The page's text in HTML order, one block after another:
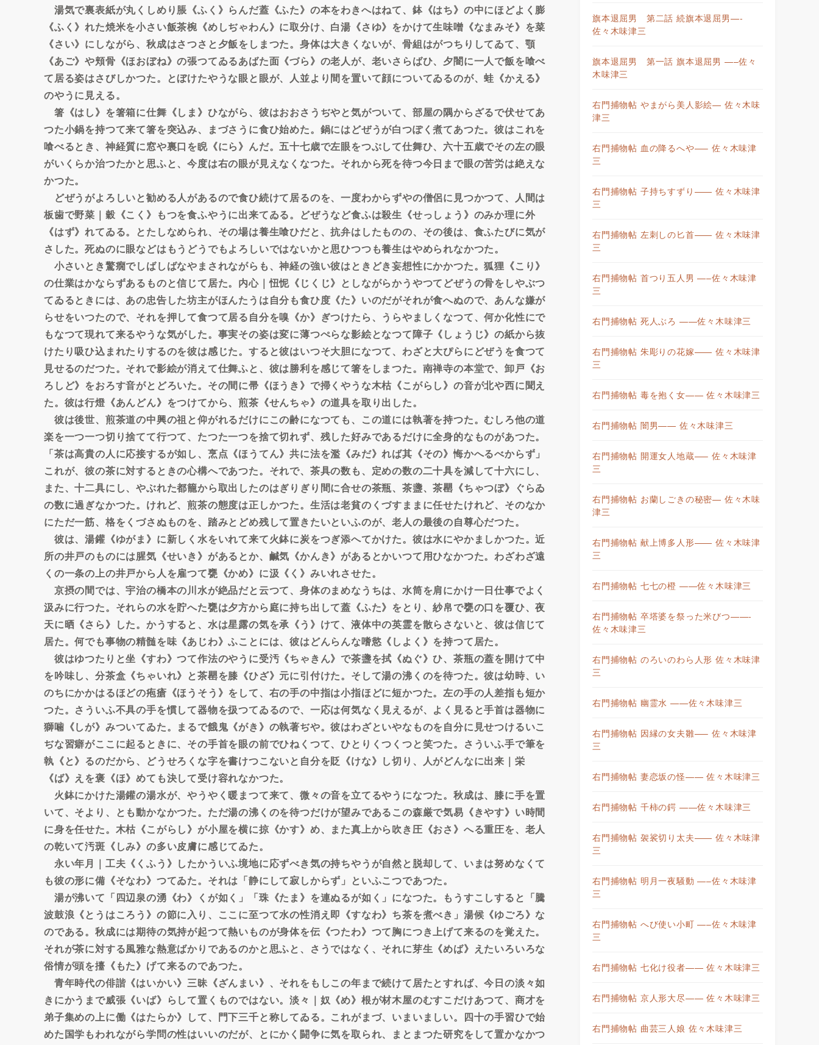
湯気で裏表紙が丸くしめり脹《ふく》らんだ蓋《ふた》の本をわきへはねて、鉢《はち》の中にほどよく膨
《ふく》れた焼米を小さい飯茶椀《めしぢゃわん》に取分け、白湯《さゆ》をかけて生味噌《なまみそ》を菜
《さい》にしながら、秋成はさつさと夕飯をしまつた。身体は大きくないが、骨組はがつちりしてゐて、顎
《あご》や頬骨《ほおぼね》の張つてゐるあばた面《づら》の老人が、老いさらばひ、夕闇に一人で飯を喰べ
て居る姿はさびしかつた。とぼけたやうな眼と眼が、人並より間を置いて顔についてゐるのが、蛙《かえる》
のやうに見える。
箸《はし》を箸箱に仕舞《しま》ひながら、彼はおおさうぢやと気がついて、部屋の隅からざるで伏せてあ
つた小鍋を持つて来て箸を突込み、まづさうに食ひ始めた。鍋にはどぜうが白つぽく煮てあつた。彼はこれを
喰べるとき、神経質に窓や裏口を睨《にら》んだ。五十七歳で左眼をつぶして仕舞ひ、六十五歳でその左の眼
がいくらか治つたかと思ふと、今度は右の眼が見えなくなつた。それから死を待つ今日まで眼の苦労は絶えな
かつた。
どぜうがよろしいと勧める人があるので食ひ続けて居るのを、一度わからずやの僧侶に見つかつて、人間は
板歯で野菜｜穀《こく》もつを食ふやうに出来てゐる。どぜうなど食ふは殺生《せっしょう》のみか理に外
《はず》れてゐる。とたしなめられ、その場は養生喰ひだと、抗弁はしたものの、その後は、食ふたびに気が
さした。死ぬのに眼などはもうどうでもよろしいではないかと思ひつつも養生はやめられなかつた。
小さいとき驚癇でしばしばなやまされながらも、神経の強い彼はときどき妄想性にかかつた。狐狸《こり》
の仕業はかならずあるものと信じて居た。内心｜忸怩《じくじ》としながらかうやつてどぜうの骨をしやぶつ
てゐるときには、あの忠告した坊主がほんたうは自分も食ひ度《た》いのだがそれが食へぬので、あんな嫌が
らせをいつたので、それを押して食つて居る自分を嗅《か》ぎつけたら、うらやましくなつて、何か化性にで
もなつて現れて来るやうな気がした。事実その姿は変に薄つぺらな影絵となつて障子《しょうじ》の紙から抜
けたり吸ひ込まれたりするのを彼は感じた。すると彼はいつそ大胆になつて、わざと大ぴらにどぜうを食つて
見せるのだつた。それで影絵が消えて仕舞ふと、彼は勝利を感じて箸をしまつた。南禅寺の本堂で、卸戸《お
ろしど》をおろす音がとどろいた。その間に帚《ほうき》で掃くやうな木枯《こがらし》の音が北や西に聞え
た。彼は行燈《あんどん》をつけてから、煎茶《せんちゃ》の道具を取り出した。
彼は後世、煎茶道の中興の祖と仰がれるだけにこの齢になつても、この道には執著を持つた。むしろ他の道
楽を一つ一つ切り捨てて行つて、たつた一つを捨て切れず、残した好みであるだけに全身的なものがあつた。
「茶は高貴の人に応接するが如し、烹点《ほうてん》共に法を濫《みだ》れば其《その》悔かへるべからず」
これが、彼の茶に対するときの心構へであつた。それで、茶具の数も、定めの数の二十具を減して十六にし、
また、十二具にし、やぶれた都籠から取出したのはぎりぎり間に合せの茶瓶、茶盞、茶罌《ちゃつぼ》ぐらゐ
の数に過ぎなかつた。けれど、煎茶の態度は正しかつた。生活は老貧のくづすままに任せたけれど、そのなか
にただ一筋、格をくづさぬものを、踏みとどめ残して置きたいといふのが、老人の最後の自尊心だつた。
彼は、湯鑵《ゆがま》に新しく水をいれて来て火鉢に炭をつぎ添へてかけた。彼は水にやかましかつた。近
所の井戸のものには腥気《せいき》があるとか、鹹気《かんき》があるとかいつて用ひなかつた。わざわざ遠
くの一条の上の井戸から人を雇つて甕《かめ》に汲《く》みいれさせた。
京摂の間では、宇治の橋本の川水が絶品だと云つて、身体のまめなうちは、水筒を肩にかけ一日仕事でよく
汲みに行つた。それらの水を貯へた甕は夕方から庭に持ち出して蓋《ふた》をとり、紗帛で甕の口を覆ひ、夜
天に晒《さら》した。かうすると、水は星露の気を承《う》けて、液体中の英霊を散らさないと、彼は信じて
居た。何でも事物の精髄を味《あじわ》ふことには、彼はどんらんな嗜慾《しよく》を持つて居た。
彼はゆつたりと坐《すわ》つて作法のやうに受汚《ちゃきん》で茶盞を拭《ぬぐ》ひ、茶瓶の蓋を開けて中
を吟味し、分茶盒《ちゃいれ》と茶罌を膝《ひざ》元に引付けた。そして湯の沸くのを待つた。彼は幼時、い
のちにかかはるほどの疱瘡《ほうそう》をして、右の手の中指は小指ほどに短かつた。左の手の人差指も短か
つた。さういふ不具の手を慣して器物を扱つてゐるので、一応は何気なく見えるが、よく見ると手首は器物に
獅噛《しが》みついてゐた。まるで餓鬼《がき》の執著ぢや。彼はわざといやなものを自分に見せつけるいこ
ぢな習癖がここに起るときに、その手首を眼の前でひねくつて、ひとりくつくつと笑つた。さういふ手で筆を
執《と》るのだから、どうせろくな字を書けつこないと自分を貶《けな》し切り、人がどんなに出来｜栄
《ば》えを褒《ほ》めても決して受け容れなかつた。
火鉢にかけた湯鑵の湯水が、やうやく暖まつて来て、微々の音を立てるやうになつた。秋成は、膝に手を置
いて、そより、とも動かなかつた。ただ湯の沸くのを待つだけが望みであるこの森厳で気易《きやす》い時間
に身を任せた。木枯《こがらし》が小屋を横に掠《かす》め、また真上から吹き圧《おさ》へる重圧を、老人
の乾いて汚斑《しみ》の多い皮膚に感じてゐた。
永い年月｜工夫《くふう》したかういふ境地に応ずべき気の持ちやうが自然と脱却して、いまは努めなくて
も彼の形に備《そなわ》つてゐた。それは「静にして寂しからず」といふこつであつた。
湯が沸いて「四辺泉の湧《わ》くが如く」「珠《たま》を連ぬるが如く」になつた。もうすこしすると「騰
波鼓浪《とうはころう》の節に入り、ここに至つて水の性消え即《すなわ》ち茶を煮べき」湯候《ゆごろ》な
のである。秋成には期待の気持が起つて熱いものが身体を伝《つたわ》つて胸につき上げて来るのを覚えた。
それが茶に対する風雅な熱意ばかりであるのかと思ふと、さうではなく、それに芽生《めば》えたいろいろな
俗情が頭を擡《もた》げて来るのであつた。
青年時代の俳諧《はいかい》三昧《ざんまい》、それをもしこの年まで続けて居たとすれば、今日の淡々如
きにかうまで威張《いば》らして置くものではない。淡々｜奴《め》根が材木屋のむすこだけあつて、商才を
弟子集めの上に働《はたらか》して、門下三千と称してゐる。これがまづ、いまいましい。四十の手習ひで始
めた国学もわれながら学問の性はいいのだが、とにかく闘争に気を取られ、まとまつた研究をして置かなかつ
旗本退屈男 第二話 続旗本退屈男—-
佐々木味津三
旗本退屈男 第一話 旗本退屈男 —–佐々
木味津三
右門捕物帖 やまがら美人影絵— 佐々木味
津三
右門捕物帖 血の降るへや—– 佐々木味津
三
右門捕物帖 子持ちすずり—— 佐々木味津
三
右門捕物帖 左刺しの匕首—— 佐々木味津
三
右門捕物帖 首つり五人男 —–佐々木味津
三
右門捕物帖 死人ぶろ ——佐々木味津三
右門捕物帖 朱彫りの花嫁—— 佐々木味津
三
右門捕物帖 毒を抱く女—— 佐々木味津三
右門捕物帖 闇男—— 佐々木味津三
右門捕物帖 開運女人地蔵—– 佐々木味津
三
右門捕物帖 お蘭しごきの秘密— 佐々木味
津三
右門捕物帖 献上博多人形—— 佐々木味津
三
右門捕物帖 七七の橙 ——佐々木味津三
右門捕物帖 卒塔婆を祭った米びつ——-
佐々木味津三
右門捕物帖 のろいのわら人形 佐々木味津
三
右門捕物帖 幽霊水 ——佐々木味津三
右門捕物帖 因縁の女夫雛—– 佐々木味津
三
右門捕物帖 妻恋坂の怪—— 佐々木味津三
右門捕物帖 千柿の鍔 ——佐々木味津三
右門捕物帖 袈裟切り太夫—— 佐々木味津
三
右門捕物帖 明月一夜騒動 —–佐々木味津
三
右門捕物帖 へび使い小町 —–佐々木味津
三
右門捕物帖 七化け役者—— 佐々木味津三
右門捕物帖 京人形大尽—— 佐々木味津三
右門捕物帖 曲芸三人娘 佐々木味津三